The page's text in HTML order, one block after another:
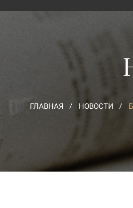
ГЛАВНАЯ НОВОСТИ